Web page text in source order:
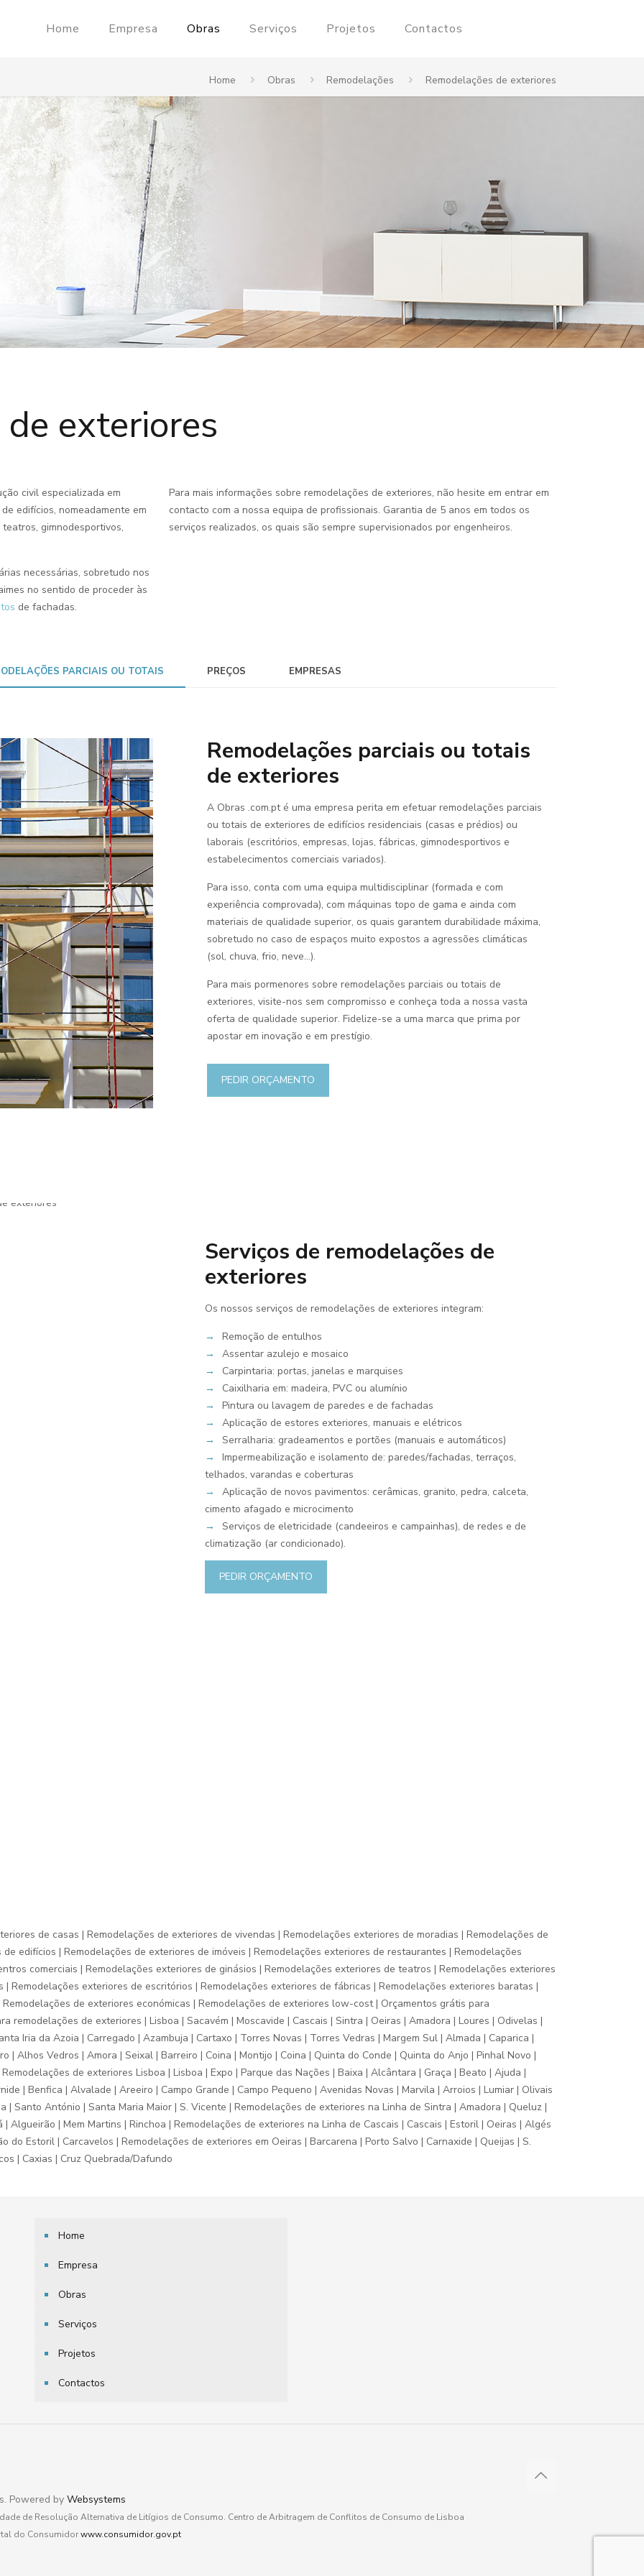
Home Empresa Obras Serviços Projetos Contactos
Home Obras Remodelações Remodelações de exteriores
exteriores
civil especializada em
edifícios, nomeadamente em
gimnodesportivos,
necessárias, sobretudo nos
no sentido de proceder às
de fachadas.
Para mais informações sobre remodelações de exteriores, não hesite em entrar em
contacto com a nossa equipa de profissionais. Garantia de 5 anos em todos os
serviços realizados, os quais são sempre supervisionados por engenheiros.
PARCIAIS OU TOTAIS PREÇOS EMPRESAS
Remodelações parciais ou totais
de exteriores
A Obras .com.pt é uma empresa perita em efetuar remodelações parciais
ou totais de exteriores de edifícios residenciais (casas e prédios) ou
laborais (escritórios, empresas, lojas, fábricas, gimnodesportivos e
estabelecimentos comerciais variados).
Para isso, conta com uma equipa multidisciplinar (formada e com
experiência comprovada), com máquinas topo de gama e ainda com
materiais de qualidade superior, os quais garantem durabilidade máxima,
sobretudo no caso de espaços muito expostos a agressões climáticas
(sol, chuva, frio, neve...).
Para mais pormenores sobre remodelações parciais ou totais de
exteriores, visite-nos sem compromisso e conheça toda a nossa vasta
oferta de qualidade superior. Fidelize-se a uma marca que prima por
apostar em inovação e em prestígio.
PEDIR ORÇAMENTO
Serviços de remodelações de
exteriores
Os nossos serviços de remodelações de exteriores integram:
→
Remoção de entulhos
→
Assentar azulejo e mosaico
→
Carpintaria: portas, janelas e marquises
→
Caixilharia em: madeira, PVC ou alumínio
→
Pintura ou lavagem de paredes e de fachadas
→
Aplicação de estores exteriores, manuais e elétricos
→
Serralharia: gradeamentos e portões (manuais e automáticos)
→
Impermeabilização e isolamento de: paredes/fachadas, terraços,
telhados, varandas e coberturas
→
Aplicação de novos pavimentos: cerâmicas, granito, pedra, calceta,
cimento afagado e microcimento
→
Serviços de eletricidade (candeeiros e campainhas), de redes e de
climatização (ar condicionado).
PEDIR ORÇAMENTO
de casas | Remodelações de exteriores de vivendas | Remodelações exteriores de moradias | Remodelações de
edifícios | Remodelações de exteriores de imóveis | Remodelações exteriores de restaurantes | Remodelações
comerciais | Remodelações exteriores de ginásios | Remodelações exteriores de teatros | Remodelações exteriores
Remodelações exteriores de escritórios | Remodelações exteriores de fábricas | Remodelações exteriores baratas |
de exteriores económicas | Remodelações de exteriores low-cost | Orçamentos grátis para
remodelações de exteriores | Lisboa | Sacavém | Moscavide | Cascais | Sintra | Oeiras | Amadora | Loures | Odivelas |
Iria da Azoia | Carregado | Azambuja | Cartaxo | Torres Novas | Torres Vedras | Margem Sul | Almada | Caparica |
| Alhos Vedros | Amora | Seixal | Barreiro | Coina | Montijo | Coina | Quinta do Conde | Quinta do Anjo | Pinhal Novo |
de exteriores Lisboa | Lisboa | Expo | Parque das Nações | Baixa | Alcântara | Graça | Beato | Ajuda |
| Benfica | Alvalade | Areeiro | Campo Grande | Campo Pequeno | Avenidas Novas | Marvila | Arroios | Lumiar | Olivais
| Santo António | Santa Maria Maior | S. Vicente | Remodelações de exteriores na Linha de Sintra | Amadora | Queluz |
Algueirão | Mem Martins | Rinchoa | Remodelações de exteriores na Linha de Cascais | Cascais | Estoril | Oeiras | Algés
do Estoril | Carcavelos | Remodelações de exteriores em Oeiras | Barcarena | Porto Salvo | Carnaxide | Queijas | S.
| Caxias | Cruz Quebrada/Dafundo
Home
Empresa
Obras
Serviços
Projetos
Contactos
Powered byWebsystems
de Resolução Alternativa de Litígios de Consumo. Centro de Arbitragem de Conflitos de Consumo de Lisboa
do Consumidorwww.consumidor.gov.pt